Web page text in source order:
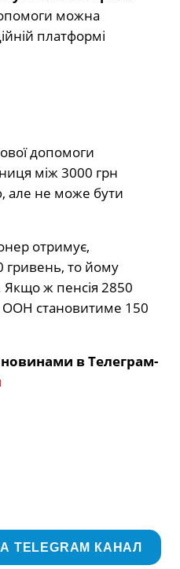
можна
платформі
допомоги
між 3000 грн
але не може бути
отримує,
гривень, то йому
Якщо ж пенсія 2850
ООН становитиме 150
в Телеграм-
TELEGRAM КАНАЛ